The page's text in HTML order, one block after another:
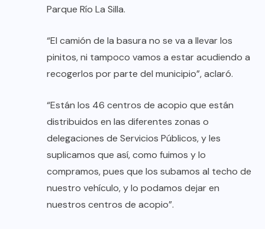
Parque Río La Silla.
“El camión de la basura no se va a llevar los
pinitos, ni tampoco vamos a estar acudiendo a
recogerlos por parte del municipio”, aclaró.
“Están los 46 centros de acopio que están
distribuidos en las diferentes zonas o
delegaciones de Servicios Públicos, y les
suplicamos que así, como fuimos y lo
compramos, pues que los subamos al techo de
nuestro vehículo, y lo podamos dejar en
nuestros centros de acopio”.